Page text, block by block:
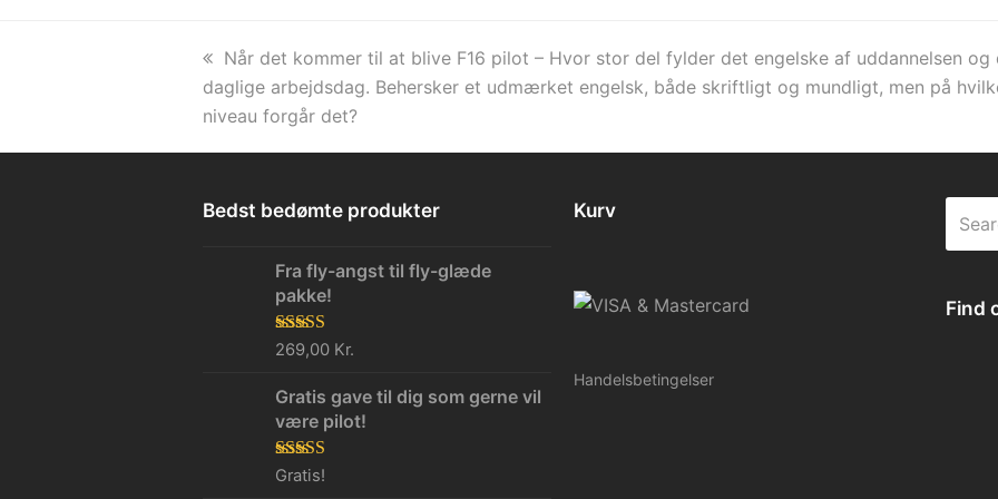
previous
post:
Når det kommer til at blive F16 pilot – Hvor stor del fylder det engelske af uddannelsen og
daglige arbejdsdag. Behersker et udmærket engelsk, både skriftligt og mundligt, men på
niveau forgår det?
Bedst bedømte produkter
Fra fly-angst til fly-glæde
pakke!
Vurderet
269,00 Kr.
Gratis gave til dig som gerne vil
være pilot!
Vurderet
Gratis!
Kurv
Handelsbetingelser
Find